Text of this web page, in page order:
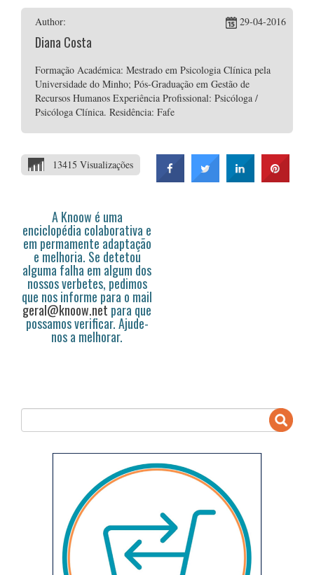
Author:
Diana Costa
29-04-2016
Formação Académica: Mestrado em Psicologia Clínica pela
Universidade do Minho; Pós-Graduação em Gestão de
Recursos Humanos Experiência Profissional: Psicóloga /
Psicóloga Clínica. Residência: Fafe
13415 Visualizações
A Knoow é uma
enciclopédia colaborativa e
em permamente adaptação
e melhoria. Se detetou
alguma falha em algum dos
nossos verbetes, pedimos
que nos informe para o mail
geral@knoow.net para que
possamos verificar. Ajude-
nos a melhorar.